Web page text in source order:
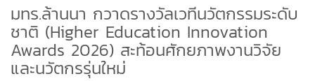
มทร.ล้านนา กวาดรางวัลเวทีนวัตกรรมระดับ
ชาติ (Higher Education Innovation
Awards 2026) สะท้อนศักยภาพงานวิจัย
และนวัตกรรุ่นใหม่